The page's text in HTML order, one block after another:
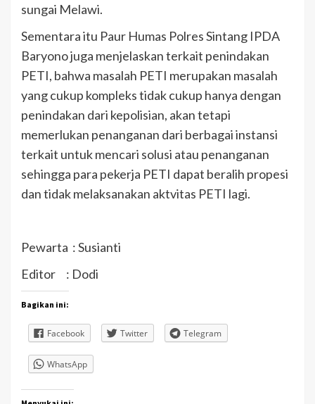
sungai Melawi.
Sementara itu Paur Humas Polres Sintang IPDA
Baryono juga menjelaskan terkait penindakan
PETI, bahwa masalah PETI merupakan masalah
yang cukup kompleks tidak cukup hanya dengan
penindakan dari kepolisian, akan tetapi
memerlukan penanganan dari berbagai instansi
terkait untuk mencari solusi atau penanganan
sehingga para pekerja PETI dapat beralih propesi
dan tidak melaksanakan aktvitas PETI lagi.
Pewarta : Susianti
Editor : Dodi
Bagikan ini:
Facebook Twitter Telegram
WhatsApp